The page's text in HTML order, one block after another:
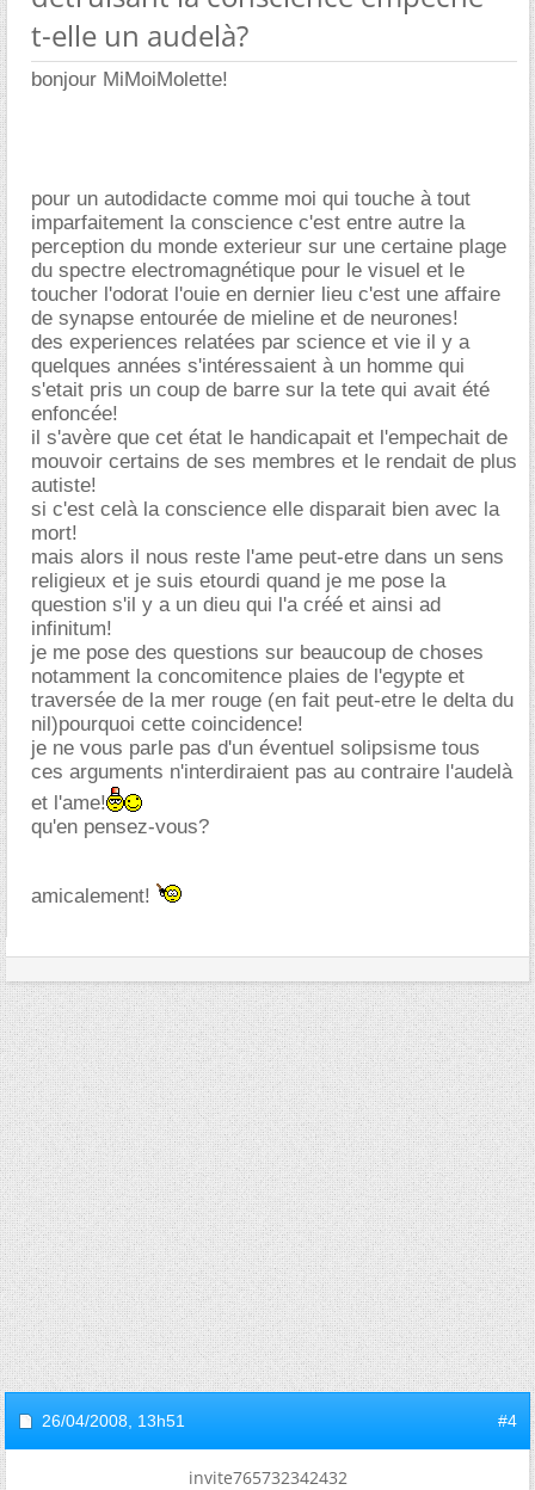
t-elle un audelà?
bonjour MiMoiMolette!
pour un autodidacte comme moi qui touche à tout
imparfaitement la conscience c'est entre autre la
perception du monde exterieur sur une certaine plage
du spectre electromagnétique pour le visuel et le
toucher l'odorat l'ouie en dernier lieu c'est une affaire
de synapse entourée de mieline et de neurones!
des experiences relatées par science et vie il y a
quelques années s'intéressaient à un homme qui
s'etait pris un coup de barre sur la tete qui avait été
enfoncée!
il s'avère que cet état le handicapait et l'empechait de
mouvoir certains de ses membres et le rendait de plus
autiste!
si c'est celà la conscience elle disparait bien avec la
mort!
mais alors il nous reste l'ame peut-etre dans un sens
religieux et je suis etourdi quand je me pose la
question s'il y a un dieu qui l'a créé et ainsi ad
infinitum!
je me pose des questions sur beaucoup de choses
notamment la concomitence plaies de l'egypte et
traversée de la mer rouge (en fait peut-etre le delta du
nil)pourquoi cette coincidence!
je ne vous parle pas d'un éventuel solipsisme tous
ces arguments n'interdiraient pas au contraire l'audelà
et l'ame!
qu'en pensez-vous?
amicalement!
26/04/2008, 13h51 #4
invite765732342432